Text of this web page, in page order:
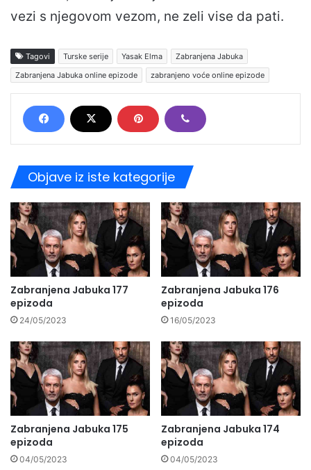
vezi s njegovom vezom, ne zeli vise da pati.
Tagovi Turske serije Yasak Elma
Zabranjena Jabuka
Zabranjena Jabuka online epizode
zabranjeno voće online epizode
Objave iz iste kategorije
Zabranjena Jabuka 177
epizoda
24/05/2023
Zabranjena Jabuka 176
epizoda
16/05/2023
Zabranjena Jabuka 175
epizoda
04/05/2023
Zabranjena Jabuka 174
epizoda
04/05/2023